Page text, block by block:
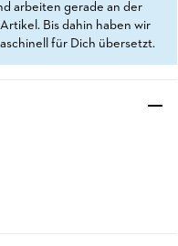
arbeiten gerade an der
Bis dahin haben wir
für Dich übersetzt.